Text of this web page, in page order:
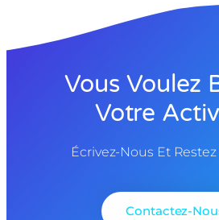
Vous Voulez
Votre
Écrivez-Nous Et
Contactez-